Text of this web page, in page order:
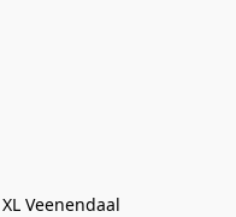
Veenendaal